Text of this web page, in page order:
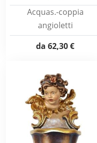
Acquas.-coppia
angioletti
da 62,30 €